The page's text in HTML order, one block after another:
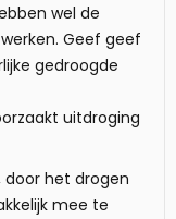
wel de
Geef geef
gedroogde
uitdroging
door het drogen
mee te